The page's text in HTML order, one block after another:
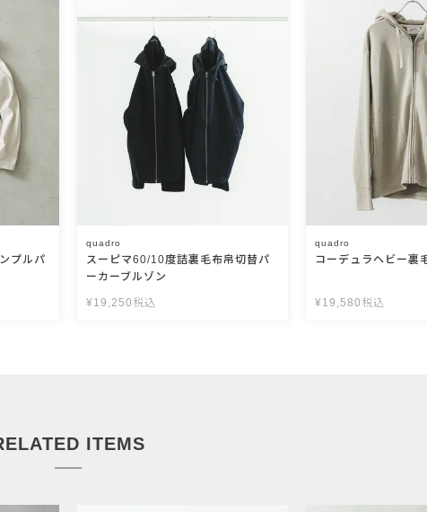
プルパ
quadro
スーピマ60/10度詰裏毛布帛切替パ
ーカーブルゾン
¥19,250 税込
quadro
コーデュラヘビー裏
¥19,580 税込
ITEMS